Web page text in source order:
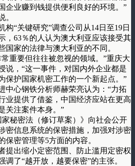
企业赚到钱提供便利良好的环境。”
。
“关键研究”调查公司从14日至19日
，63％的人认为澳大利亚应该接受其
国家的法律与澳大利亚的不同。
要但往往被忽视的领域。”重庆大
说，“这一事件，对国内外企业都是
保护国家机密工作的一个新起点。”
心钢铁分析师赫荣亮认为：“力拓
业提供了借鉴，中国经济应站在更高
关注案件本身。”
秘密法（修订草案）》向社会公开
密信息系统的保密措施，加强对涉密
保密管理等5方面的内容。
出缩小定密范围、防止滥用定密权
调了“越开放，越要保密”的主张。